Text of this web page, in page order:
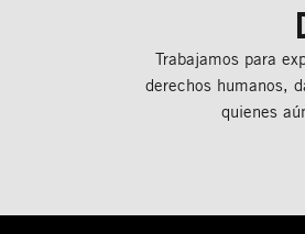
Trabajamos para
derechos humanos,
quienes